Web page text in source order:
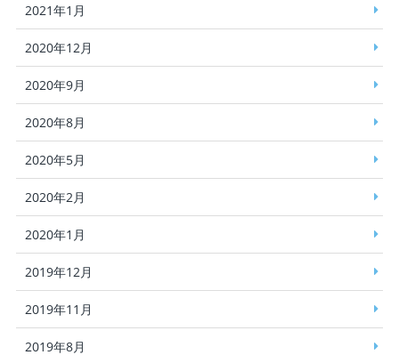
2021年1月
2020年12月
2020年9月
2020年8月
2020年5月
2020年2月
2020年1月
2019年12月
2019年11月
2019年8月